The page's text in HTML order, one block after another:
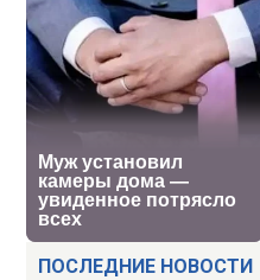
ПОСЛЕДНИЕ НОВОСТИ